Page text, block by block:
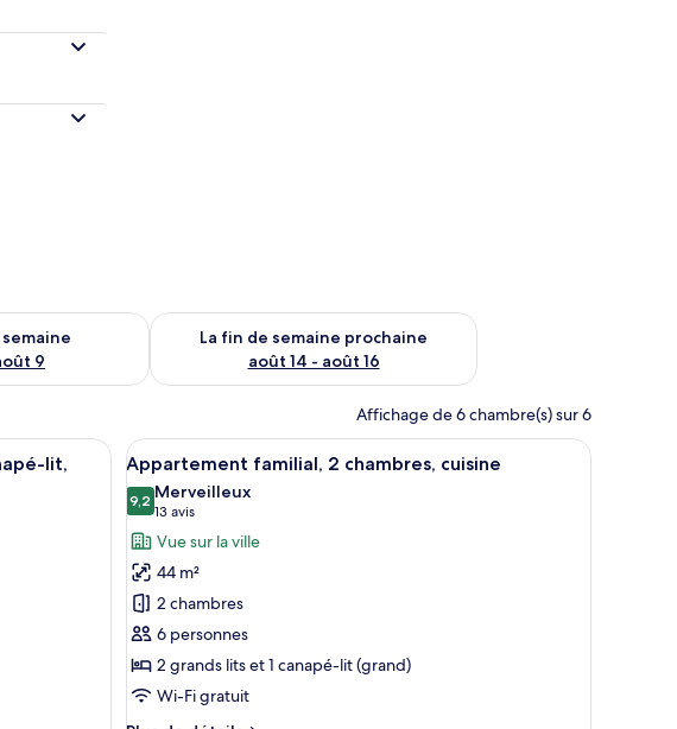
9
pour cette fin de semaine août 7 - août 9
La fin de semaine prochaine
août 14 - août 16
Vérifier la disponibilité pour la fin de semaine prochaine août
Affichage de 6 chambre(s) sur 6
d’art encadrée au mur.
avec un mur en pierre, un lit avec du linge de maison blanc, une table de chevet en bois et
lit,
Afficher
toutes
les
photos
pour
ce
type
de
chambre :
Appartement
familial,
Une chambre d’hôtel avec un mur en
11
Appartement familial, 2 chambres, cuisine
9,29,2 sur 10
Merveilleux
13 avis
(13 avis)
Vue sur la ville
44 m²
2 chambres
6 personnes
2 grands lits et 1 canapé-lit (grand)
Wi-Fi gratuit